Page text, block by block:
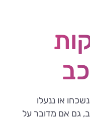
או ננעלו
גם אם מדובר על